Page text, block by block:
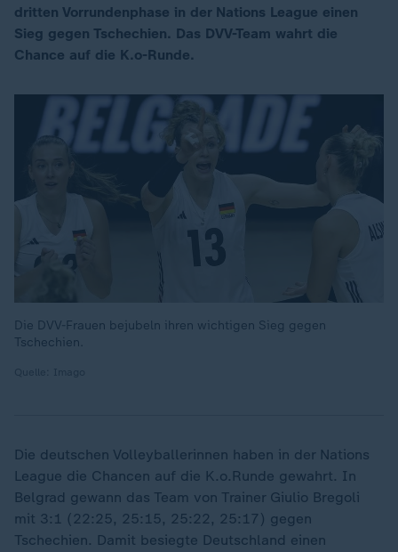
dritten Vorrundenphase in der Nations League einen
Sieg gegen Tschechien. Das DVV-Team wahrt die
Chance auf die K.o-Runde.
Die DVV-Frauen bejubeln ihren wichtigen Sieg gegen
Tschechien.
Die deutschen Volleyballerinnen haben in der Nations
League die Chancen auf die K.o.Runde gewahrt. In
Belgrad gewann das Team von Trainer Giulio Bregoli
mit 3:1 (22:25, 25:15, 25:22, 25:17) gegen
Tschechien. Damit besiegte Deutschland einen